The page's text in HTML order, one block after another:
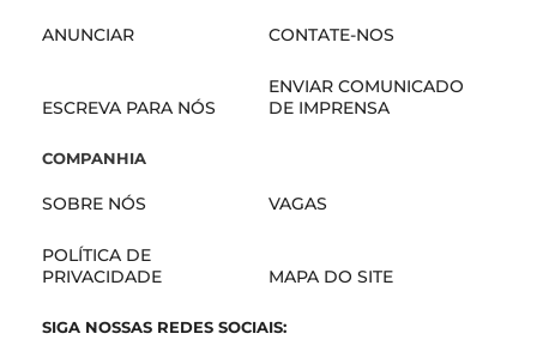
ANUNCIAR CONTATE-NOS
ESCREVA PARA NÓS
ENVIAR COMUNICADO
DE IMPRENSA
COMPANHIA
SOBRE NÓS VAGAS
POLÍTICA DE
PRIVACIDADE
MAPA DO SITE
SIGA NOSSAS REDES SOCIAIS: